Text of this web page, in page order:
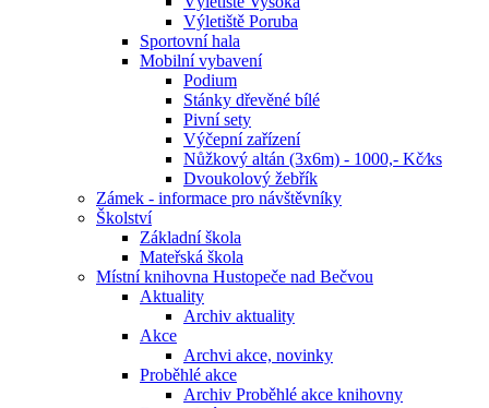
Výletiště Poruba
Sportovní hala
Mobilní vybavení
Podium
Stánky dřevěné bílé
Pivní sety
Výčepní zařízení
Nůžkový altán (3x6m) - 1000,- Kč⁄ks
Dvoukolový žebřík
Zámek - informace pro návštěvníky
Školství
Základní škola
Mateřská škola
Místní knihovna Hustopeče nad Bečvou
Aktuality
Archiv aktuality
Akce
Archvi akce, novinky
Proběhlé akce
Archiv Proběhlé akce knihovny